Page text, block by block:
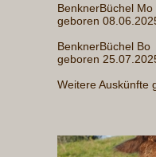
BenknerBüchel Mo
geboren
BenknerBüchel Bo
geboren
Weitere Auskünfte